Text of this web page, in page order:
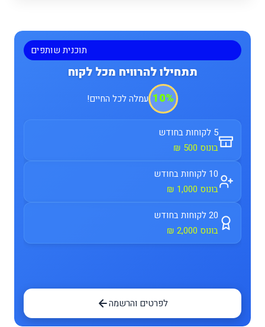
תוכנית שותפים
תתחילו להרוויח מכל לקוח
10% עמלה לכל החיים!
5 לקוחות בחודש
בונוס 500 ₪
10 לקוחות בחודש
בונוס 1,000 ₪
20 לקוחות בחודש
בונוס 2,000 ₪
לפרטים והרשמה